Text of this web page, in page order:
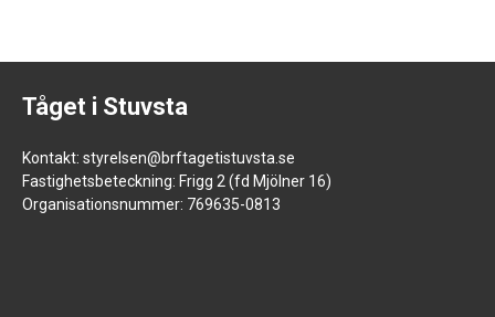
Tåget i Stuvsta
Kontakt: styrelsen@brftagetistuvsta.se
Fastighetsbeteckning: Frigg 2 (fd Mjölner 16)
Organisationsnummer: 769635-0813